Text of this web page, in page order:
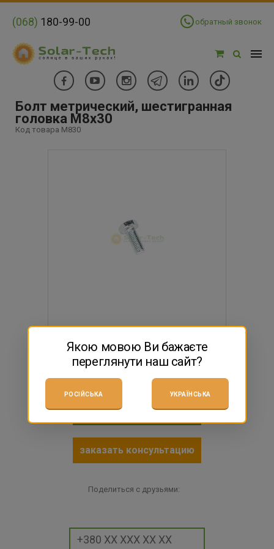
(068) 180-99-00 обратный звонок
Болт метрический, шестигранная
головка М8х30
Код товара M830
869 грн
$19.27
есть в наличии
КУПИТЬ
заказать консультацию
Поделиться с друзьями:
Якою мовою Ви бажаєте
переглянути наш сайт?
РОСІЙСЬКА УКРАЇНСЬКА